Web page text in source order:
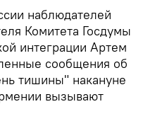
наблюдателей
Комитета Госдумы
интеграции Артем
сообщения об
тишины" накануне
вызывают